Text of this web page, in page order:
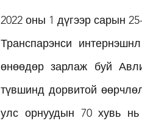
2022 оны 1 дүгээр сарын
Транспарэнси
өнөөдөр зарлаж буй
түвшинд дорвитой
улс орнуудын 70 хувь